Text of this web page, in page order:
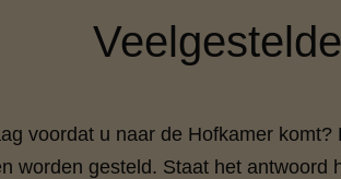
voordat u naar de Hofkamer
worden gesteld. Staat het antwoord